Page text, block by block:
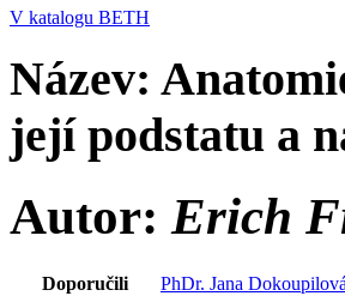
V katalogu BETH
Název:
její podstatu a
Autor: Erich
Doporučili
PhDr. Jana Dokoupilová